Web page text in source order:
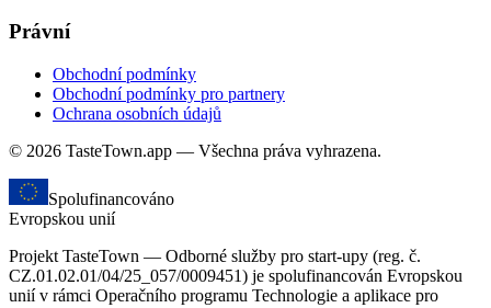
Právní
Obchodní podmínky
Obchodní podmínky pro partnery
Ochrana osobních údajů
© 2026 TasteTown.app — Všechna práva vyhrazena.
Spolufinancováno
Evropskou unií
Projekt TasteTown — Odborné služby pro start-upy (reg. č.
CZ.01.02.01/04/25_057/0009451) je spolufinancován Evropskou
unií v rámci Operačního programu Technologie a aplikace pro